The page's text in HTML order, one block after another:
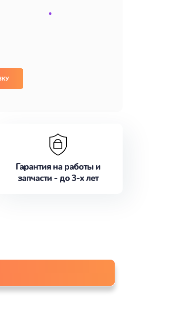
Гарантия на работы и
запчасти - до 3-х лет